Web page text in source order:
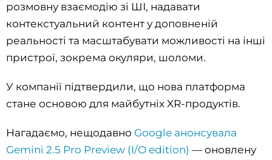
розмовну взаємодію зі ШІ, надавати
контекстуальний контент у доповненій
реальності та масштабувати можливості на інші
пристрої, зокрема окуляри, шоломи.
У компанії підтвердили, що нова платформа
стане основою для майбутніх XR-продуктів.
Нагадаємо, нещодавно Google анонсувала
Gemini 2.5 Pro Preview (I/O edition) — оновлену